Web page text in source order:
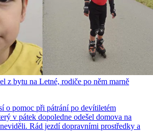
z bytu na Letné, rodiče po něm marně
o pomoc při pátrání po devítiletém
v pátek dopoledne odešel domova na
Rád jezdí dopravními prostředky a